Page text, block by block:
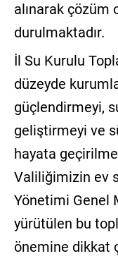
alınarak çözüm
durulmaktadır.
İl Su Kurulu
düzeyde
güçlendirmeyi,
geliştirmeyi ve
hayata
Valiliğimizin ev
Yönetimi Genel
yürütülen bu
önemine dikkat